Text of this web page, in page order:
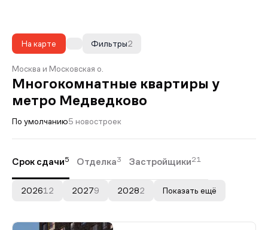
На карте 2
Фильтры
Москва и Московская о.
Многокомнатные квартиры у
метро Медведково
По умолчанию5 новостроек
Срок сдачи5 Отделка3 Застройщики21
202612 20279 20282 Показать ещё